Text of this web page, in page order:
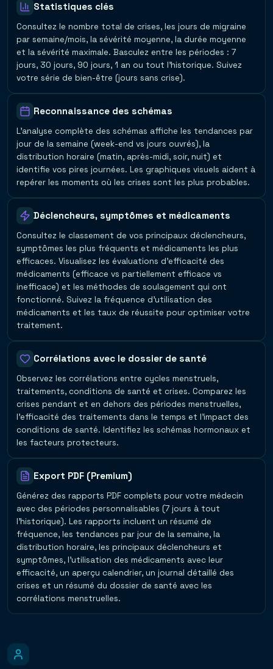
Statistiques clés
Consultez le nombre total de crises, les jours de migraine
par semaine/mois, la sévérité moyenne, la durée moyenne
et la sévérité maximale. Basculez entre les périodes : 7
jours, 30 jours, 90 jours, 1 an ou tout l'historique. Suivez
votre série de bien-être (jours sans crise).
Reconnaissance des schémas
L'analyse complète des schémas affiche les tendances par
jour de la semaine (week-end vs jours ouvrés), la
distribution horaire (matin, après-midi, soir, nuit) et
identifie vos pires journées. Les graphiques visuels aident à
repérer les moments où les crises sont les plus probables.
Déclencheurs, symptômes et médicaments
Consultez le classement de vos principaux déclencheurs,
symptômes les plus fréquents et médicaments les plus
efficaces. Visualisez les évaluations d'efficacité des
médicaments (efficace vs partiellement efficace vs
inefficace) et les méthodes de soulagement qui ont
fonctionné. Suivez la fréquence d'utilisation des
médicaments et les taux de réussite pour optimiser votre
traitement.
Corrélations avec le dossier de santé
Observez les corrélations entre cycles menstruels,
traitements, conditions de santé et crises. Comparez les
crises pendant et en dehors des périodes menstruelles,
l'efficacité des traitements dans le temps et l'impact des
conditions de santé. Identifiez les schémas hormonaux et
les facteurs protecteurs.
Export PDF (Premium)
Générez des rapports PDF complets pour votre médecin
avec des périodes personnalisables (7 jours à tout
l'historique). Les rapports incluent un résumé de
fréquence, les tendances par jour de la semaine, la
distribution horaire, les principaux déclencheurs et
symptômes, l'utilisation des médicaments avec leur
efficacité, un aperçu calendrier, un journal détaillé des
crises et un résumé du dossier de santé avec les
corrélations menstruelles.